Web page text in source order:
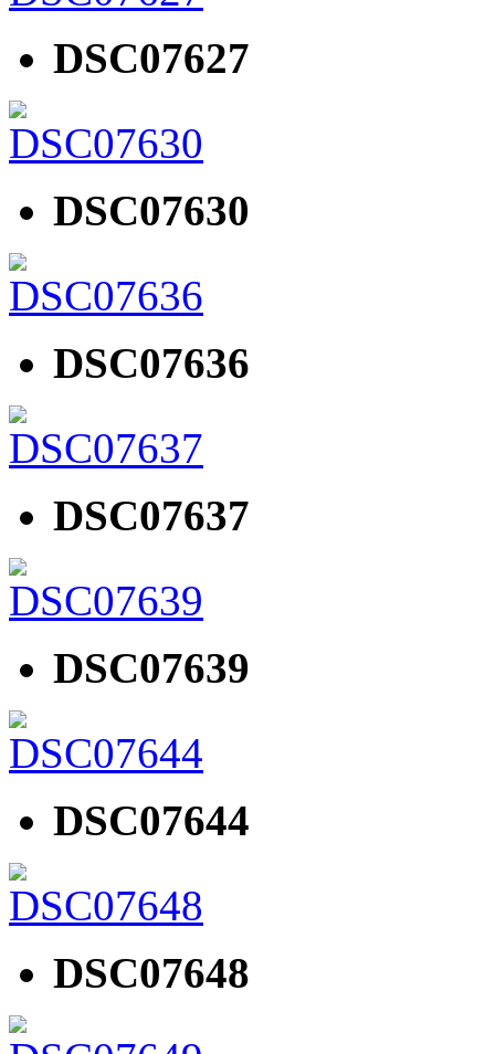
DSC07627
DSC07630
DSC07636
DSC07637
DSC07639
DSC07644
DSC07648